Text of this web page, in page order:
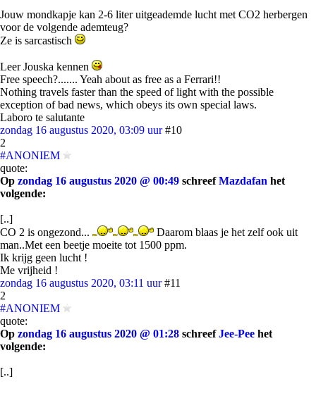
Jouw mondkapje kan 2-6 liter uitgeademde lucht met CO2 herbergen
voor de volgende ademteug?
Ze is sarcastisch
Leer Jouska kennen
Free speech?....... Yeah about as free as a Ferrari!!
Nothing travels faster than the speed of light with the possible
exception of bad news, which obeys its own special laws.
Laboro te salutante
zondag 16 augustus 2020, 03:09 uur #10
2
#ANONIEM
quote:
Op zondag 16 augustus 2020 @ 00:49 schreefMazdafan het
volgende:
[..]
CO 2 is ongezond...
Daarom blaas je het zelf ook uit
man..Met een beetje moeite tot 1500 ppm.
Ik krijg geen lucht !
Me vrijheid !
zondag 16 augustus 2020, 03:11 uur #11
2
#ANONIEM
quote:
Op zondag 16 augustus 2020 @ 01:28 schreefJee-Pee het
volgende:
[..]